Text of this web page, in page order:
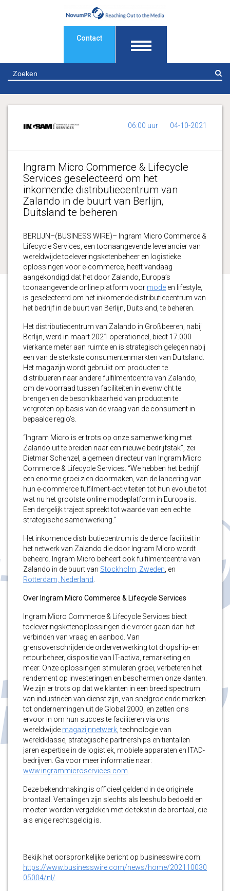
Contact
06:00 uur 04-10-2021
Ingram Micro Commerce & Lifecycle
Services geselecteerd om het
inkomende distributiecentrum van
Zalando in de buurt van Berlijn,
Duitsland te beheren
BERLIJN–(BUSINESS WIRE)– Ingram Micro Commerce &
Lifecycle Services, een toonaangevende leverancier van
wereldwijde toeleveringsketenbeheer en logistieke
oplossingen voor e-commerce, heeft vandaag
aangekondigd dat het door Zalando, Europa’s
toonaangevende online platform voor mode en lifestyle,
is geselecteerd om het inkomende distributiecentrum van
het bedrijf in de buurt van Berlijn, Duitsland, te beheren.
Het distributiecentrum van Zalando in Großbeeren, nabij
Berlijn, werd in maart 2021 operationeel, biedt 17.000
vierkante meter aan ruimte en is strategisch gelegen nabij
een van de sterkste consumentenmarkten van Duitsland.
Het magazijn wordt gebruikt om producten te
distribueren naar andere fulfilmentcentra van Zalando,
om de voorraad tussen faciliteiten in evenwicht te
brengen en de beschikbaarheid van producten te
vergroten op basis van de vraag van de consument in
bepaalde regio’s.
“Ingram Micro is er trots op onze samenwerking met
Zalando uit te breiden naar een nieuwe bedrijfstak”, zei
Dietmar Schenzel, algemeen directeur van Ingram Micro
Commerce & Lifecycle Services. “We hebben het bedrijf
een enorme groei zien doormaken, van de lancering van
hun e-commerce fulfilment-activiteiten tot hun evolutie tot
wat nu het grootste online modeplatform in Europa is.
Een dergelijk traject spreekt tot waarde van een echte
strategische samenwerking.”
Het inkomende distributiecentrum is de derde faciliteit in
het netwerk van Zalando die door Ingram Micro wordt
beheerd. Ingram Micro beheert ook fulfilmentcentra van
Zalando in de buurt van Stockholm, Zweden , en
Rotterdam, Nederland
Over Ingram Micro Commerce & Lifecycle Services
Ingram Micro Commerce & Lifecycle Services biedt
toeleveringsketenoplossingen die verder gaan dan het
verbinden van vraag en aanbod. Van
grensoverschrijdende orderverwerking tot dropship- en
retourbeheer, dispositie van IT-activa, remarketing en
meer. Onze oplossingen stimuleren groei, verbeteren het
rendement op investeringen en beschermen onze klanten.
We zijn er trots op dat we klanten in een breed spectrum
van industrieën van dienst zijn, van snelgroeiende merken
tot ondernemingen uit de Global 2000, en zetten ons
ervoor in om hun succes te faciliteren via ons
wereldwijde magazijnnetwerk , technologie van
wereldklasse, strategische partnerships en tientallen
jaren expertise in de logistiek, mobiele apparaten en ITAD-
bedrijven. Ga voor meer informatie naar:
www.ingrammicroservices.com
Deze bekendmaking is officieel geldend in de originele
brontaal. Vertalingen zijn slechts als leeshulp bedoeld en
moeten worden vergeleken met de tekst in de brontaal, die
als enige rechtsgeldig is.
Bekijk het oorspronkelijke bericht op businesswire.com:
https://www.businesswire.com/news/home/202110030
05004/nl/